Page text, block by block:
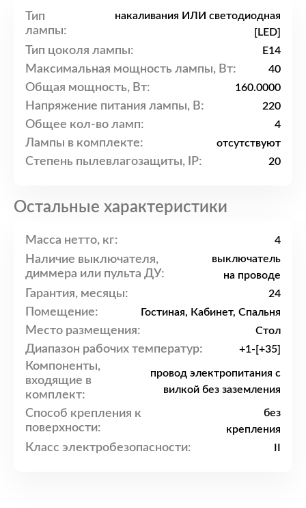
Тип
лампы:
накаливания ИЛИ светодиодная
[LED]
Тип цоколя лампы: E14
Максимальная мощность лампы, Вт: 40
Общая мощность, Вт: 160.0000
Напряжение питания лампы, В: 220
Общее кол-во ламп: 4
Лампы в комплекте: отсутствуют
Степень пылевлагозащиты, IP: 20
Остальные характеристики
Масса нетто, кг: 4
Наличие выключателя,
диммера или пульта ДУ:
выключатель
на проводе
Гарантия, месяцы: 24
Помещение: Гостиная, Кабинет, Спальня
Место размещения: Стол
Диапазон рабочих температур: +1-[+35]
Компоненты,
входящие в
комплект:
провод электропитания с
вилкой без заземления
Способ крепления к
поверхности:
без
крепления
Класс электробезопасности: